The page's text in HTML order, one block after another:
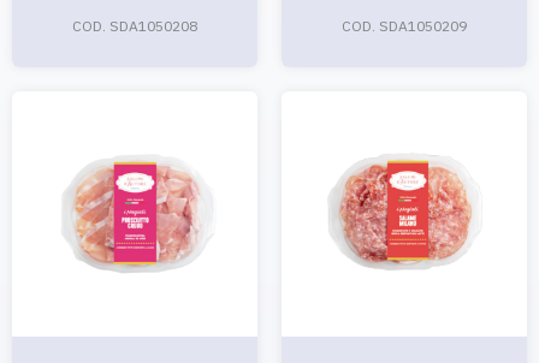
COD. SDA1050208 COD. SDA1050209